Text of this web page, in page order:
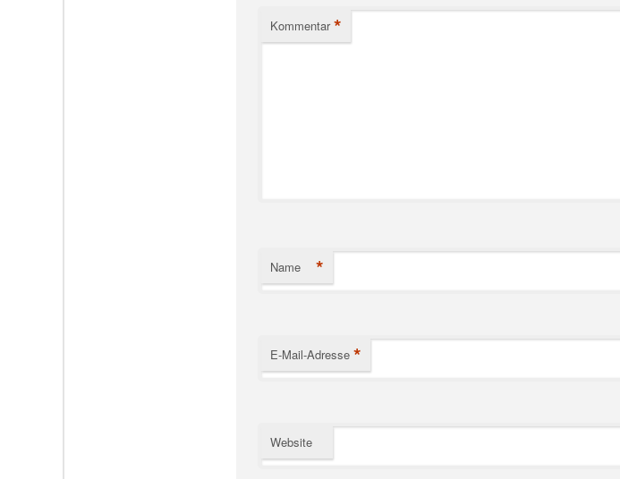
Kommentar *
Name *
E-Mail-Adresse *
Website